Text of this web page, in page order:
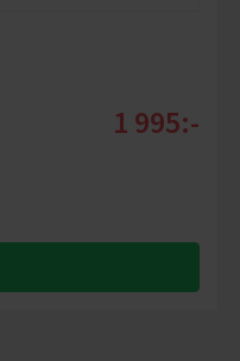
1 995:-